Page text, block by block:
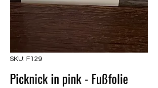
SKU: F129
Picknick in pink - Fußfolie